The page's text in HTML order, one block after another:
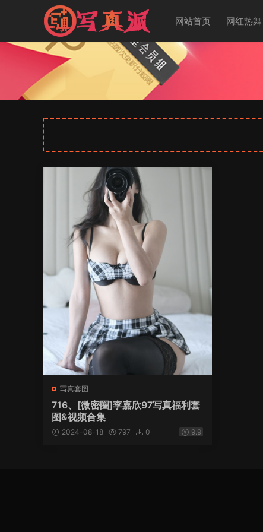
网站首页 网红热舞
写真套图
716、[微密圈]李嘉欣97写真福利套
图&视频合集
2024-08-18 797 0 9.9